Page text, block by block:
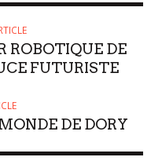
ROBOTIQUE DE
FUTURISTE
DE DORY